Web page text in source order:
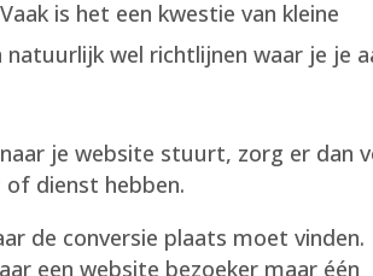
is het een kwestie van kleine
wel richtlijnen waar je je
je website stuurt, zorg er dan
dienst hebben.
de conversie plaats moet vinden.
een website bezoeker maar één